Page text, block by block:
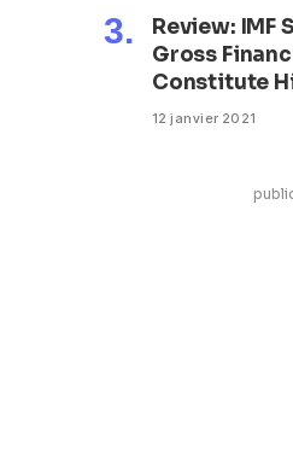
Review: IMF
Gross
Constitute
12 janvier 2021